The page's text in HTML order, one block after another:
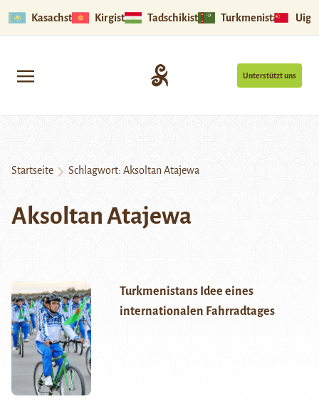
Kasachstan Kirgistan Tadschikistan Turkmenistan
Unterstützt uns
Startseite Schlagwort: Aksoltan Atajewa
Aksoltan Atajewa
Turkmenistans Idee eines
internationalen Fahrradtages